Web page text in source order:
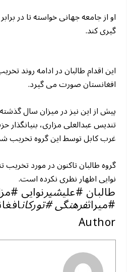
او از جامعه جهانی خواسته تا در
گیری کند.
این اقدام طالبان در ادامه روند
افغانستان صورت می گیرد.
پیش از این نیز در میزان سال
تندیس عبدالعلی مزاری،
غرب کابل توسط این گروه تخریب
گروه طالبان تاکنون در مورد
نوایی اظهار نظری نکرده است.
طالبان #علیشیرنوایی
#میراثفرهنگی #تورکان
Author